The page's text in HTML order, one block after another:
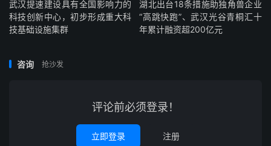
武汉提速建设具有全国影响力的
科技创新中心，初步形成重大科
技基础设施集群
湖北出台18条措施助独角兽企业
“高跳快跑”、武汉光谷青桐汇十
年累计融资超200亿元
咨询 抢沙发
评论前必须登录！
立即登录 注册